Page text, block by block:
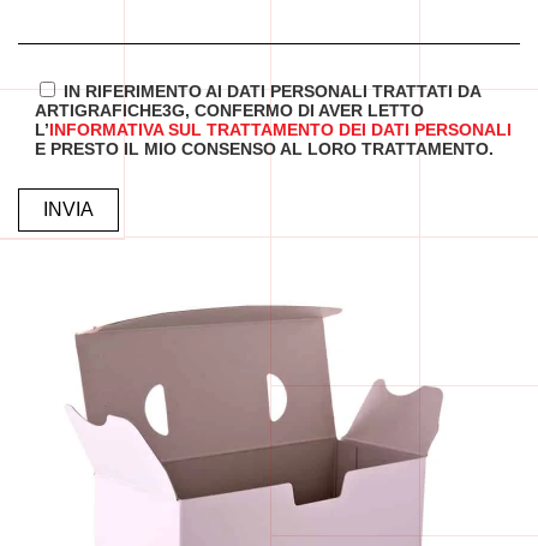
IN RIFERIMENTO AI DATI PERSONALI TRATTATI DA
ARTIGRAFICHE3G, CONFERMO DI AVER LETTO
L’INFORMATIVA SUL TRATTAMENTO DEI DATI PERSONALI
E PRESTO IL MIO CONSENSO AL LORO TRATTAMENTO.